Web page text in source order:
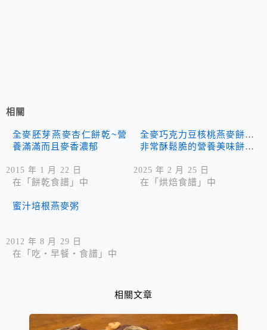
相關
全麥胚芽燕麥杏仁餅乾~營
養滿滿而且麥香濃郁
2015 年 1 月 22 日
在「餅乾食譜」中
全麥巧克力豆核桃燕麥餅乾
非常酥鬆脆的營養美味餅乾
2025 年 2 月 25 日
在「烘焙食譜」中
蜜汁培根燕麥粥
2012 年 8 月 29 日
在「吃‧早餐‧食譜」中
相關文章